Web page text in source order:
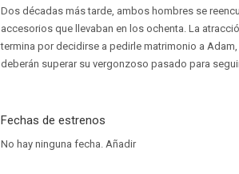
Dos décadas más tarde, ambos hombres se
accesorios que llevaban en los ochenta. La
termina por decidirse a pedirle matrimonio a
deberán superar su vergonzoso pasado para
Fechas de estrenos
No hay ninguna fecha. Añadir